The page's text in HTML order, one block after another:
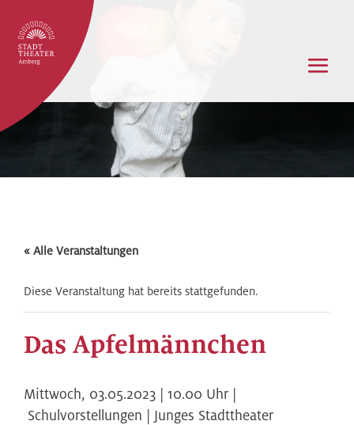
« Alle Veranstaltungen
Diese Veranstaltung hat bereits stattgefunden.
Das Apfelmännchen
Mittwoch, 03.05.2023 | 10.00 Uhr |
Schulvorstellungen | Junges Stadttheater